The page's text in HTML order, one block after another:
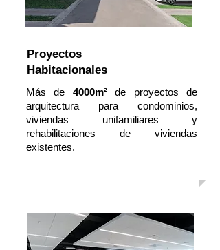
Proyectos
Habitacionales
Más de 4000m²de proyectos de
arquitectura para condominios,
viviendas unifamiliares y
rehabilitaciones de viviendas
existentes.